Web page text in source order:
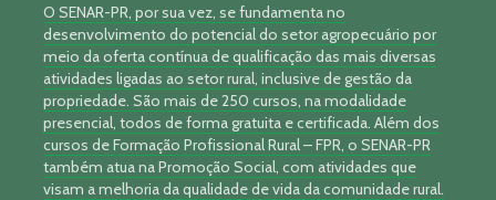
O SENAR-PR, por sua vez, se fundamenta no
desenvolvimento do potencial do setor agropecuário por
meio da oferta contínua de qualificação das mais diversas
atividades ligadas ao setor rural, inclusive de gestão da
propriedade. São mais de 250 cursos, na modalidade
presencial, todos de forma gratuita e certificada. Além dos
cursos de Formação Profissional Rural – FPR, o SENAR-PR
também atua na Promoção Social, com atividades que
visam a melhoria da qualidade de vida da comunidade rural.